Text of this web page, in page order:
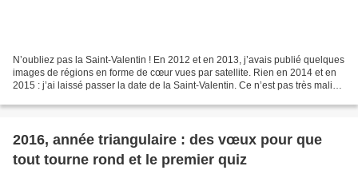
N’oubliez pas la Saint-Valentin ! En 2012 et en 2013, j’avais publié quelques
images de régions en forme de cœur vues par satellite. Rien en 2014 et en
2015 : j’ai laissé passer la date de la Saint-Valentin. Ce n’est pas très malin,
2016, année triangulaire : des vœux pour que
tout tourne rond et le premier quiz